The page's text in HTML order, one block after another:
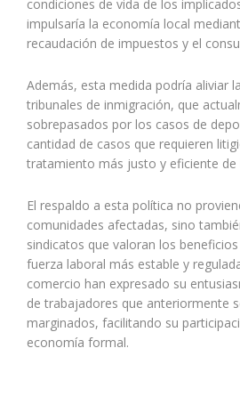
condiciones de vida de los
impulsaría la economía local
recaudación de impuestos y el
Además, esta medida podría aliviar
tribunales de inmigración, que
sobrepasados por los casos de
cantidad de casos que requieren
tratamiento más justo y eficiente de
El respaldo a esta política no
comunidades afectadas, sino
sindicatos que valoran los
fuerza laboral más estable y
comercio han expresado su
de trabajadores que anteriormente
marginados, facilitando su
economía formal.